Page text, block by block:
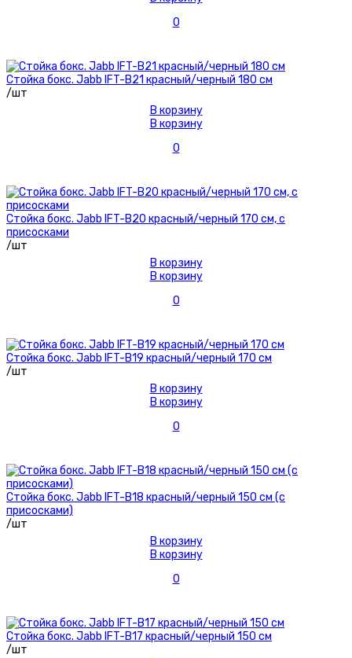
0
Стойка бокс. Jabb IFT-B21 красный/черный 180 см
/шт
В корзину
В корзину
0
Стойка бокс. Jabb IFT-B20 красный/черный 170 см, с
присосками
/шт
В корзину
В корзину
0
Стойка бокс. Jabb IFT-B19 красный/черный 170 см
/шт
В корзину
В корзину
0
Стойка бокс. Jabb IFT-B18 красный/черный 150 см (с
присосками)
/шт
В корзину
В корзину
0
Стойка бокс. Jabb IFT-B17 красный/черный 150 см
/шт